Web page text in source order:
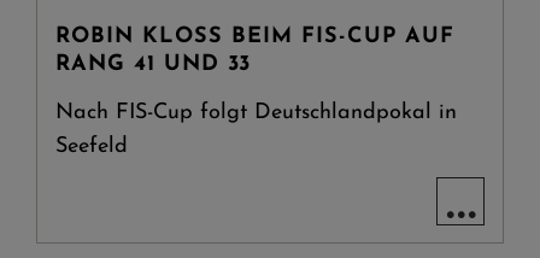
ROBIN KLOSS BEIM FIS-CUP AUF R
ANG 41 UND 33
Nach FIS-Cup folgt Deutschlandpokal in
Seefeld
...